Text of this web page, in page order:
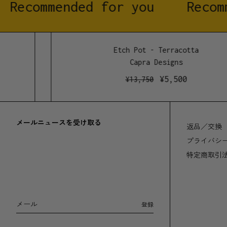
Recommended for you
Etch Pot - Terracotta
Capra Designs
13,750 5,500
メールニュースを受け取る
メール 登録
返品／交換
プライバシ
特定商取引